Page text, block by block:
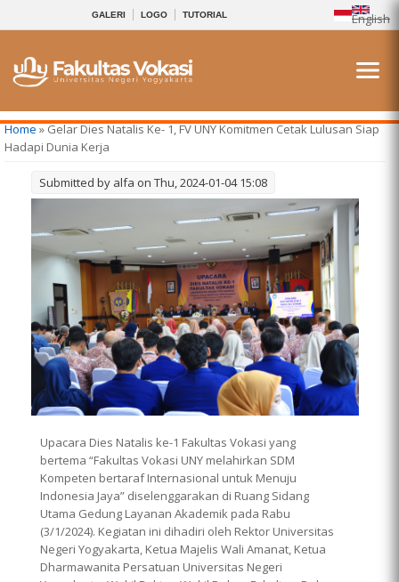
English
GALERI LOGO TUTORIAL
You are here
Home» Gelar Dies Natalis Ke- 1, FV UNY Komitmen Cetak Lulusan Siap
Hadapi Dunia Kerja
Submitted by alfa on Thu, 2024-01-04 15:08
Upacara Dies Natalis ke-1 Fakultas Vokasi yang
bertema “Fakultas Vokasi UNY melahirkan SDM
Kompeten bertaraf Internasional untuk Menuju
Indonesia Jaya” diselenggarakan di Ruang Sidang
Utama Gedung Layanan Akademik pada Rabu
(3/1/2024). Kegiatan ini dihadiri oleh Rektor Universitas
Negeri Yogyakarta, Ketua Majelis Wali Amanat, Ketua
Dharmawanita Persatuan Universitas Negeri